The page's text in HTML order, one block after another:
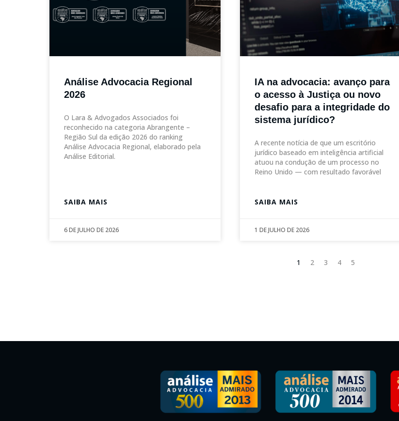
Análise Advocacia Regional
2026
O Lara & Advogados Associados foi
reconhecido na categoria Abrangente –
Região Sul da edição 2026 do ranking
Análise Advocacia Regional, elaborado pela
Análise Editorial.
SAIBA MAIS
6 DE JULHO DE 2026
IA na advocacia: avanço para
o acesso à Justiça ou novo
desafio para a integridade do
sistema jurídico?
A recente notícia de que um escritório
jurídico baseado em inteligência artificial
atuou na condução de um processo no
Reino Unido — com resultado favorável
SAIBA MAIS
1 DE JULHO DE 2026
1 2 3 4 5